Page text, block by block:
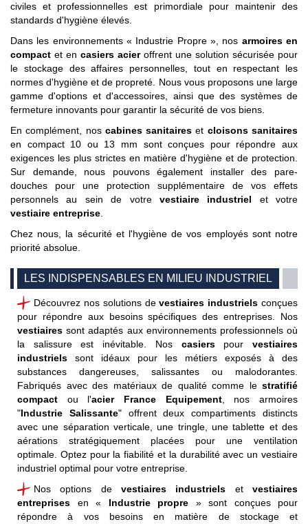
civiles et professionnelles est primordiale pour maintenir des
standards d'hygiène élevés.
Dans les environnements « Industrie Propre », nos armoires en
compact et en casiers acieroffrent une solution sécurisée pour
le stockage des affaires personnelles, tout en respectant les
normes d'hygiène et de propreté. Nous vous proposons une large
gamme d'options et d'accessoires, ainsi que des systèmes de
fermeture innovants pour garantir la sécurité de vos biens.
En complément, nos cabines sanitaires et cloisons sanitaires
en compact 10 ou 13 mm sont conçues pour répondre aux
exigences les plus strictes en matière d'hygiène et de protection.
Sur demande, nous pouvons également installer des pare-
douches pour une protection supplémentaire de vos effets
personnels au sein de votre vestiaire industriel et votre
vestiaire entreprise
Chez nous, la sécurité et l'hygiène de vos employés sont notre
priorité absolue.
LES INDISPENSABLES EN MILIEU INDUSTRIEL
Découvrez nos solutions devestiaires industriels conçues
pour répondre aux besoins spécifiques des entreprises . Nos
vestiaires sont adaptés aux environnements professionnels où
la salissure est inévitable . Nos casierspourvestiaires
industriels sont idéaux pour les métiers exposés à des
substances dangereuses, salissantes ou malodorantes.
Fabriqués avec des matériaux de qualité comme le stratifié
compact
ou l'acier France Equipement, nos armoires
"Industrie Salissante"offrent deux compartiments distincts
avec une séparation verticale, une tringle, une tablette et des
aérations stratégiquement placées pour une ventilation
optimale. Optez pour la fiabilité et la durabilité avec un vestiaire
industriel optimal pour votre entreprise
Nos options de vestiaires industriels etvestiaires
entreprises en « Industrie propre » sont conçues pour
répondre à vos besoins en matière de stockage et